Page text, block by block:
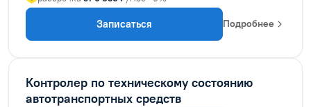
Записаться Подробнее
Контролер по техническому состоянию
автотранспортных средств